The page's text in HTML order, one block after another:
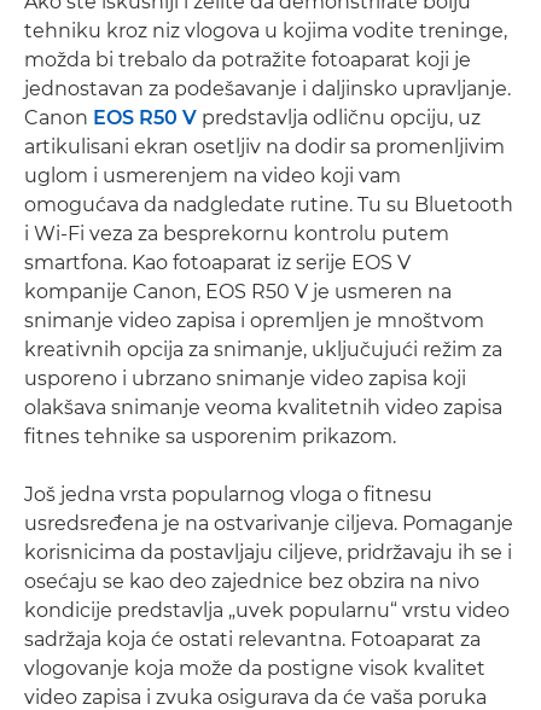
tehniku kroz niz vlogova u kojima vodite treninge,
možda bi trebalo da potražite fotoaparat koji je
jednostavan za podešavanje i daljinsko upravljanje.
Canon EOS R50 V predstavlja odličnu opciju, uz
artikulisani ekran osetljiv na dodir sa promenljivim
uglom i usmerenjem na video koji vam
omogućava da nadgledate rutine. Tu su Bluetooth
i Wi-Fi veza za besprekornu kontrolu putem
smartfona. Kao fotoaparat iz serije EOS V
kompanije Canon, EOS R50 V je usmeren na
snimanje video zapisa i opremljen je mnoštvom
kreativnih opcija za snimanje, uključujući režim za
usporeno i ubrzano snimanje video zapisa koji
olakšava snimanje veoma kvalitetnih video zapisa
fitnes tehnike sa usporenim prikazom.
Još jedna vrsta popularnog vloga o fitnesu
usredsređena je na ostvarivanje ciljeva. Pomaganje
korisnicima da postavljaju ciljeve, pridržavaju ih se i
osećaju se kao deo zajednice bez obzira na nivo
kondicije predstavlja „uvek popularnu“ vrstu video
sadržaja koja će ostati relevantna. Fotoaparat za
vlogovanje koja može da postigne visok kvalitet
video zapisa i zvuka osigurava da će vaša poruka